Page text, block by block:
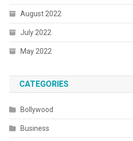
August 2022
July 2022
May 2022
CATEGORIES
Bollywood
Business